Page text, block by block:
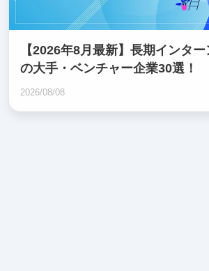
【2026年8月最新】長期インタ
の大手・ベンチャー企業30選！
2026/08/08